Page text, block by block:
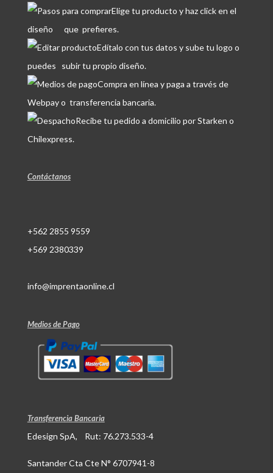
Elige tu producto y haz click en el
diseño que prefieres.
Edítalo con tus datos y sube tu logo o
puedes subir tu propio diseño.
Compra en línea y paga a través de
Webpay o transferencia bancaria.
Recibe tu pedido a domicilio por Starken o
Chilexpress.
Contáctanos
+562 2855 9559
+569 2380339
info@imprentaonline.cl
Medios de Pago
Transferencia Bancaria
Edesign SpA, Rut: 76.273.533-4
Santander Cta Cte N° 6707941-8